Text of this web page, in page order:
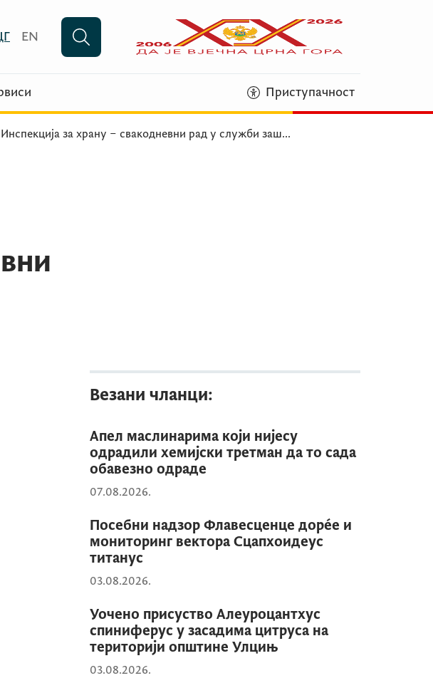
EN
Приступачност
Инспекција за храну – свакодневни рад у служби заш...
Везани чланци:
Апел маслинарима који нијесу
одрадили хемијски третман да то сада
обавезно одраде
07.08.2026.
Посебни надзор Флавесценце дорéе и
мониторинг вектора Сцапхоидеус
титанус
03.08.2026.
Уочено присуство Алеуроцантхус
спиниферус у засадима цитруса на
територији општине Улцињ
03.08.2026.